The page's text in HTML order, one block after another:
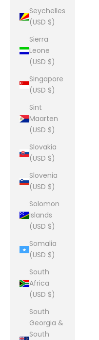
Seychelles
(USD $)
Sierra
Leone
(USD $)
Singapore
(USD $)
Sint
Maarten
(USD $)
Slovakia
(USD $)
Slovenia
(USD $)
Solomon
Islands
(USD $)
Somalia
(USD $)
South
Africa
(USD $)
South
Georgia &
South